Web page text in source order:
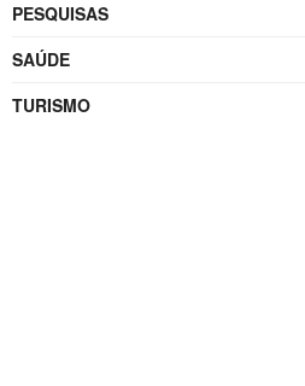
PESQUISAS
SAÚDE
TURISMO